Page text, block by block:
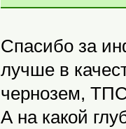
Спасибо за
лучше в
чернозем,
А на какой